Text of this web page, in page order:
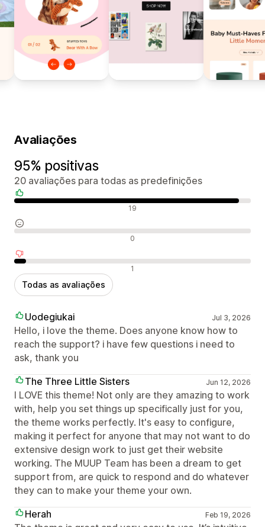
Avaliações
95% positivas
20 avaliações para todas as predefinições
19
0
1
Todas as avaliações
Uodegiukai Jul 3, 2026
Hello, i love the theme. Does anyone know how to
reach the support? i have few questions i need to
ask, thank you
The Three Little Sisters
Jun 12, 2026
I LOVE this theme! Not only are they amazing to work
with, help you set things up specifically just for you,
the theme works perfectly. It's easy to configure,
making it perfect for anyone that may not want to do
extensive design work to just get their website
working. The MUUP Team has been a dream to get
support from, are quick to respond and do whatever
they can to make your theme your own.
Herah
Feb 19, 2026